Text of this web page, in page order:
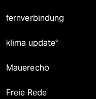
fernverbindung
klima update°
Mauerecho
Freie Rede